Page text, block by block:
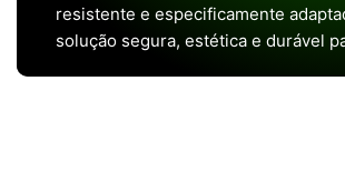
resistente e especificamente
solução segura, estética e durável